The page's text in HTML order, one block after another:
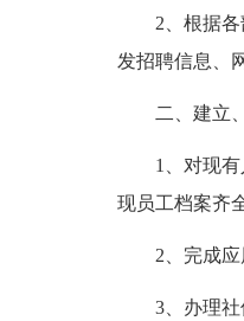
2、根据
发招聘信息、
二、建立
1、对现
现员工档案齐全
2、完成
3、办理